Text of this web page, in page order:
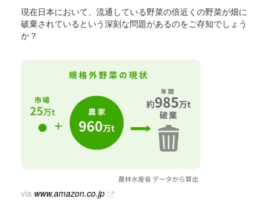
現在日本において、流通している野菜の倍近くの野菜が畑に
破棄されているという深刻な問題があるのをご存知でしょう
か？
via www.amazon.co.jp